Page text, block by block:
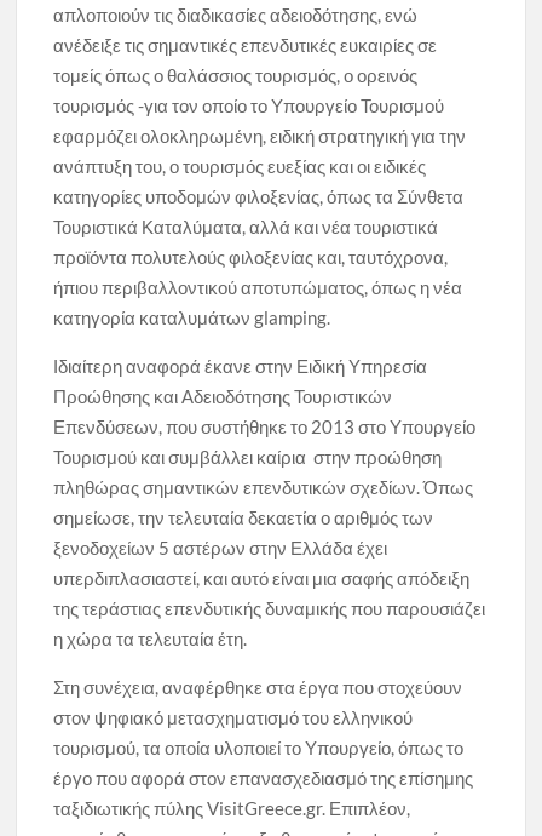
απλοποιούν τις διαδικασίες αδειοδότησης, ενώ
ανέδειξε τις σημαντικές επενδυτικές ευκαιρίες σε
τομείς όπως ο θαλάσσιος τουρισμός, ο ορεινός
τουρισμός -για τον οποίο το Υπουργείο Τουρισμού
εφαρμόζει ολοκληρωμένη, ειδική στρατηγική για την
ανάπτυξη του, ο τουρισμός ευεξίας και οι ειδικές
κατηγορίες υποδομών φιλοξενίας, όπως τα Σύνθετα
Τουριστικά Καταλύματα, αλλά και νέα τουριστικά
προϊόντα πολυτελούς φιλοξενίας και, ταυτόχρονα,
ήπιου περιβαλλοντικού αποτυπώματος, όπως η νέα
κατηγορία καταλυμάτων glamping.
Ιδιαίτερη αναφορά έκανε στην Ειδική Υπηρεσία
Προώθησης και Αδειοδότησης Τουριστικών
Επενδύσεων, που συστήθηκε το 2013 στο Υπουργείο
Τουρισμού και συμβάλλει καίρια στην προώθηση
πληθώρας σημαντικών επενδυτικών σχεδίων. Όπως
σημείωσε, την τελευταία δεκαετία ο αριθμός των
ξενοδοχείων 5 αστέρων στην Ελλάδα έχει
υπερδιπλασιαστεί, και αυτό είναι μια σαφής απόδειξη
της τεράστιας επενδυτικής δυναμικής που παρουσιάζει
η χώρα τα τελευταία έτη.
Στη συνέχεια, αναφέρθηκε στα έργα που στοχεύουν
στον ψηφιακό μετασχηματισμό του ελληνικού
τουρισμού, τα οποία υλοποιεί το Υπουργείο, όπως το
έργο που αφορά στον επανασχεδιασμό της επίσημης
ταξιδιωτικής πύλης VisitGreece.gr. Επιπλέον,